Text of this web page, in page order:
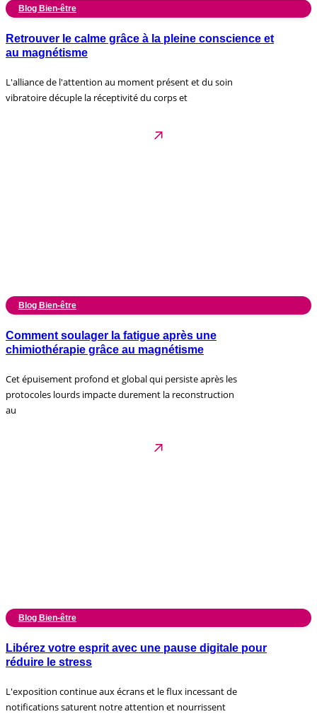
Blog Bien-être
Retrouver le calme grâce à la pleine conscience et
au magnétisme
L'alliance de l'attention au moment présent et du soin
vibratoire décuple la réceptivité du corps et
Blog Bien-être
Comment soulager la fatigue après une
chimiothérapie grâce au magnétisme
Cet épuisement profond et global qui persiste après les
protocoles lourds impacte durement la reconstruction
au
Blog Bien-être
Libérez votre esprit avec une pause digitale pour
réduire le stress
L'exposition continue aux écrans et le flux incessant de
notifications saturent notre attention et nourrissent